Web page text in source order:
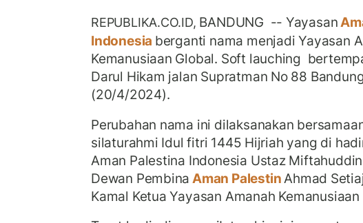
REPUBLIKA.CO.ID, BANDUNG -- Yayasan
Indonesia berganti nama menjadi Yayasan
Kemanusiaan Global. Soft lauching
Darul Hikam jalan Supratman No 88
(20/4/2024).
Perubahan nama ini dilaksanakan
silaturahmi Idul fitri 1445 Hijriah yang di
Aman Palestina Indonesia Ustaz
Dewan Pembina Aman PalestinAhmad
Kamal Ketua Yayasan Amanah